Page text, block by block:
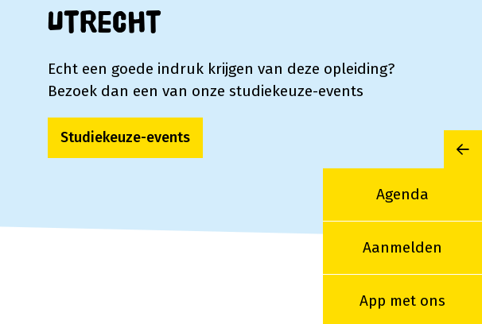
Agenda
Aanmelden
App met ons
Utrecht
Echt een goede indruk krijgen van deze opleiding?
Bezoek dan een van onze studiekeuze-events
Studiekeuze-events